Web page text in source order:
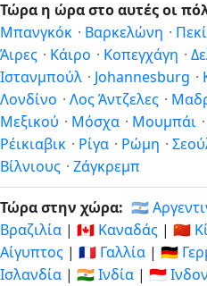
Τώρα η ώρα στο αυτές οι
Μπανγκόκ · Βαρκελώνη ·
Άιρες · Κάιρο · Κοπεγχάγη ·
Ιστανμπούλ · Johannesburg ·
Λονδίνο · Λος Άντζελες ·
Μεξικού · Μόσχα · Μουμπάι ·
Ρέικιαβικ · Ρίγα · Ρώμη ·
Βίλνιους · Ζάγκρεμπ
Τώρα στην χώρα: 🇦🇷
Βραζιλία | 🇨🇦 Καναδάς | 🇨🇳
Αίγυπτος | 🇫🇷 Γαλλία | 🇩🇪
Ισλανδία | 🇮🇳 Ινδία | 🇮🇩